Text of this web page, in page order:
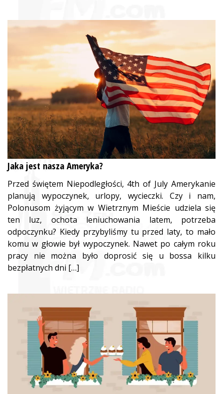
Jaka jest nasza Ameryka?
Przed świętem Niepodległości, 4th of July Amerykanie
planują wypoczynek, urlopy, wycieczki. Czy i nam,
Polonusom żyjącym w Wietrznym Mieście udziela się
ten luz, ochota leniuchowania latem, potrzeba
odpoczynku? Kiedy przybyliśmy tu przed laty, to mało
komu w głowie był wypoczynek. Nawet po całym roku
pracy nie można było doprosić się u bossa kilku
bezpłatnych dni […]